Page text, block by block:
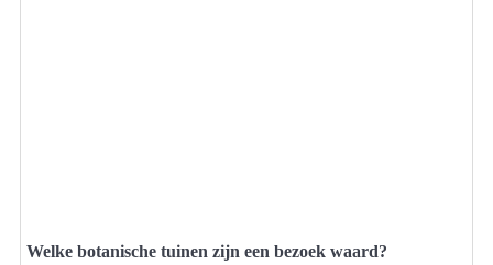
Welke botanische tuinen zijn een bezoek waard?